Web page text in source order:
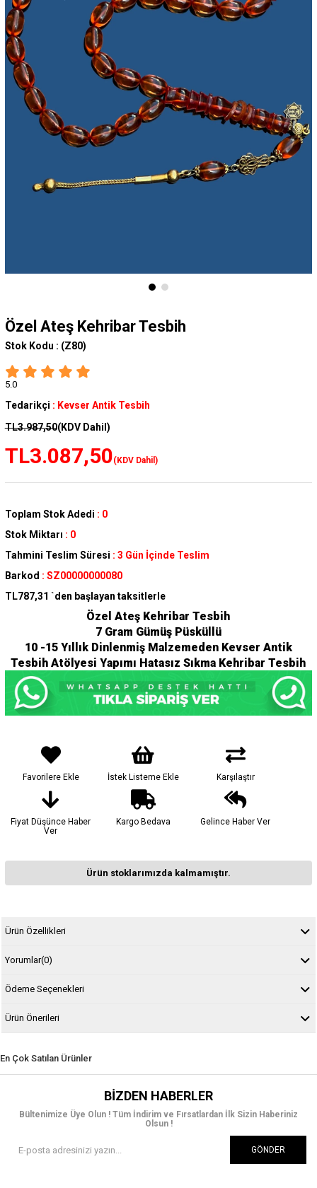
Özel Ateş Kehribar Tesbih
Stok Kodu : (Z80)
5.0
Tedarikçi : Kevser Antik Tesbih
TL3.987,50(KDV Dahil)
TL3.087,50(KDV Dahil)
Toplam Stok Adedi : 0
Stok Miktarı : 0
Tahmini Teslim Süresi : 3 Gün İçinde Teslim
Barkod : SZ00000000080
TL787,31 `den başlayan taksitlerle
Özel Ateş Kehribar Tesbih
7 Gram Gümüş Püsküllü
10 -15 Yıllık Dinlenmiş Malzemeden Kevser Antik
Tesbih Atölyesi Yapımı Hatasız Sıkma Kehribar Tesbih
Favorilere Ekle İstek Listeme Ekle Karşılaştır
Fiyat Düşünce Haber
Ver
Kargo Bedava Gelince Haber Ver
Ürün stoklarımızda kalmamıştır.
Ürün Özellikleri
Yorumlar(0)
Ödeme Seçenekleri
Ürün Önerileri
En Çok Satılan Ürünler
BIZDEN HABERLER
Bültenimize Üye Olun ! Tüm İndirim ve Fırsatlardan İlk Sizin Haberiniz
Olsun !
GÖNDER